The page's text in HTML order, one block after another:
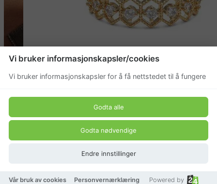
Vi bruker informasjonskapsler/cookies
Vi bruker informasjonskapsler for å få nettstedet til å fungere
Godta alle
Godta nødvendige
Endre innstillinger
Vår bruk av cookies Personvernærklæring Powered by